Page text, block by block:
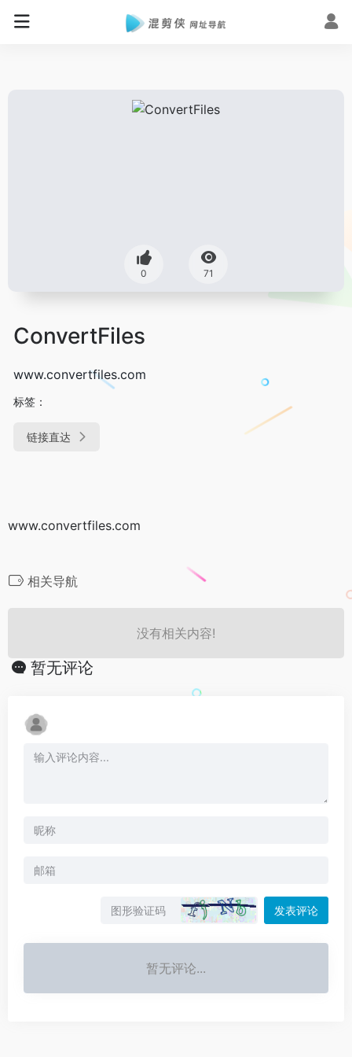
0 71
ConvertFiles
www.convertfiles.com
标签：
链接直达
www.convertfiles.com
相关导航
没有相关内容!
暂无评论
发表评论
暂无评论...